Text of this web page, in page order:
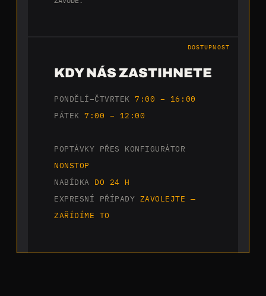
DOSTUPNOST
KDY NÁS ZASTIHNETE
PONDĚLÍ–ČTVRTEK7:00 – 16:00
PÁTEK7:00 – 12:00
POPTÁVKY PŘES KONFIGURÁTOR
NONSTOP
NABÍDKA DO 24 H
EXPRESNÍ PŘÍPADY ZAVOLEJTE —
ZAŘÍDÍME TO